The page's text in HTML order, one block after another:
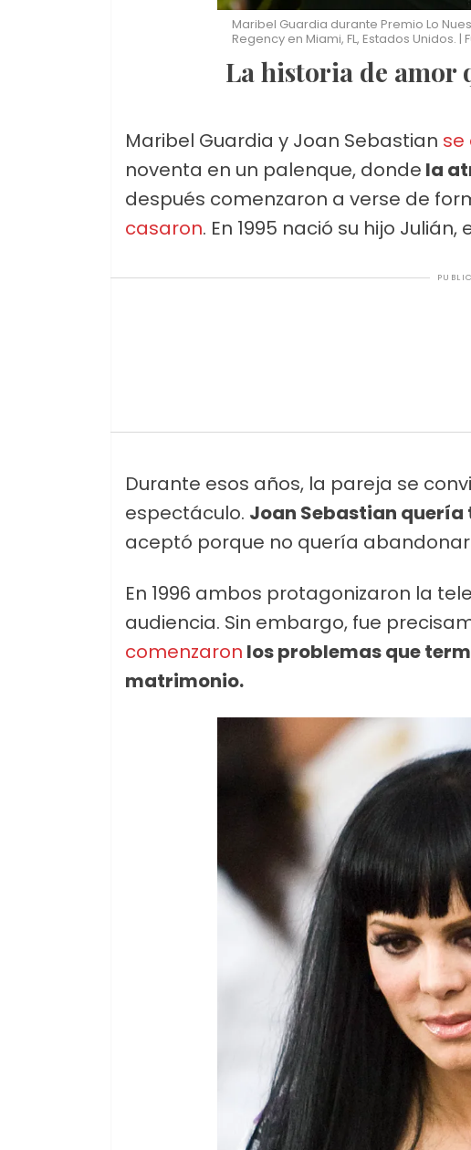
Maribel Guardia durante Premio Lo
Regency en Miami, FL, Estados Unidos. |
La historia de
Maribel Guardia y Joan Sebastian se
noventa en un palenque, donde la
después comenzaron a verse de
casaron. En 1995 nació su hijo
Durante esos años, la pareja se
espectáculo. Joan Sebastian quería
aceptó porque no quería
En 1996 ambos protagonizaron la
audiencia. Sin embargo, fue
comenzaron los problemas que
matrimonio.